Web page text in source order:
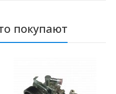
покупают